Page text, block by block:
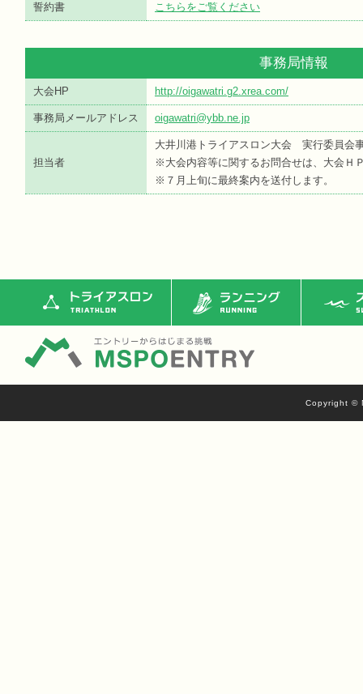
誓約書 こちらをご覧ください
事務局情報
大会HP http://oigawatri.g2.xrea.com/
事務局メールアドレス oigawatri@ybb.ne.jp
担当者
大井川港トライアスロン大会 実行委員会
※大会内容等に関するお問合せは、大会Ｈ
※７月上旬に最終案内を送付します。
トライアスロン ランニング ス
Copyright ©